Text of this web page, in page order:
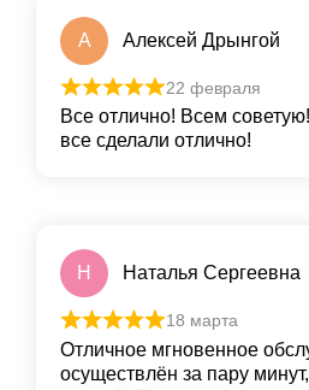
А Алексей Дрынгой
22 февраля
Все отлично! Всем
все сделали отлично!
Н Наталья Сергеевна
18 марта
Отличное мгновенное
осуществлён за пару